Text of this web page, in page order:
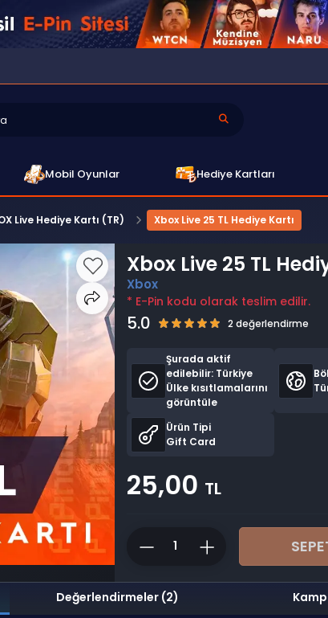
Mobil Oyunlar Hediye Kartları
Live Hediye Kartı (TR) Xbox Live 25 TL Hediye Kartı
Xbox Live 25 TL
Xbox
* E-Pin kodu olarak teslim edilir.
5.0 2 değerlendirme
Şurada aktif
edilebilir: Türkiye
Ülke kısıtlamalarını
görüntüle
Ürün Tipi
Gift Card
25,00 TL
Değerlendirmeler (2)